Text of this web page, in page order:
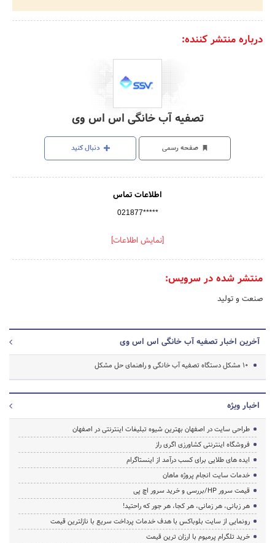
درباره منتشر کننده:
تصفیه آب خانگی اس اس وی
صفحه رسمی دنبال کنید
اطلاعات تماس
021877*****
[نمایش اطلاعات]
منتشر شده در سرویس:
صنعت و تولید
آخرین اخبار تصفیه آب خانگی اس اس وی
10 مشکل دستگاه تصفیه آب خانگی و راهنمای حل مشکل
اخبار ویژه
طراحی سایت در اصفهان بهترین شیوه تبلیغات اینترنتی در اصفهان
فروشگاه اینترنتی کشاورزی اگری راز
ایده های طلایی برای کسب درآمد از اینستاگرام
خدمات سایت انجام پروژه ماهان
قیمت سرور HP/بررسی و خرید سرور اچ پی
هر زبانی، هر زمانی، هر کجا، هر جور که راحتید!
رونمایی از سایت بلوباکس با هدف خدمات پرداخت سریع با نازلترین قیمت
خرید تلگرام پرمیوم با ارزان ترین قیمت